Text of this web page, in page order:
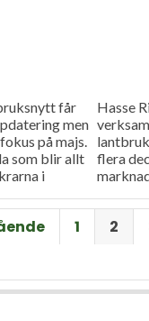
får
men
på majs.
som blir allt
i
majsens
om
är Hans
odla
70-talet.
Hasse
flera
går det
1 2